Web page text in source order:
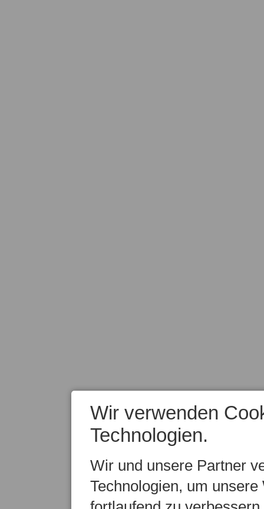
Wir verwenden
Technologien.
Wir und unsere Partner
Technologien, um